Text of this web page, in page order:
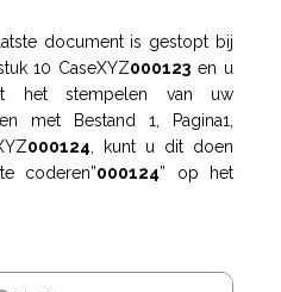
document is gestopt bij
10 CaseXYZ000123 en u
het stempelen van uw
met Bestand 1, Pagina1,
000124 , kunt u dit doen
coderen”000124” op het